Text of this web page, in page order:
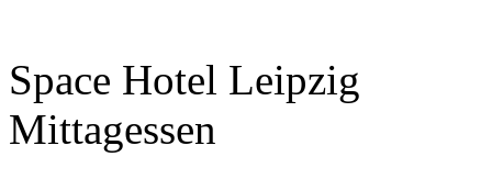
Space Hotel Leipzig
Mittagessen